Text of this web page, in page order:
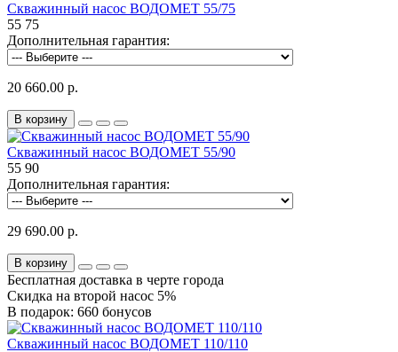
Скважинный насос ВОДОМЕТ 55/75
55 75
Дополнительная гарантия:
20 660.00 р.
В корзину
Скважинный насос ВОДОМЕТ 55/90
55 90
Дополнительная гарантия:
29 690.00 р.
В корзину
Бесплатная доставка в черте города
Скидка на второй насос 5%
В подарок: 660 бонусов
Скважинный насос ВОДОМЕТ 110/110